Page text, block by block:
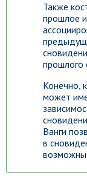
Также
прошлое
прошлого
Конечно,
может
Ванги
в